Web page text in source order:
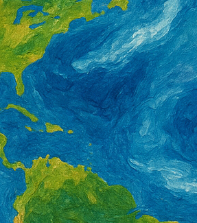
助攻職涯升級 北分署產投下半年開辦
班次
2 天 AGO